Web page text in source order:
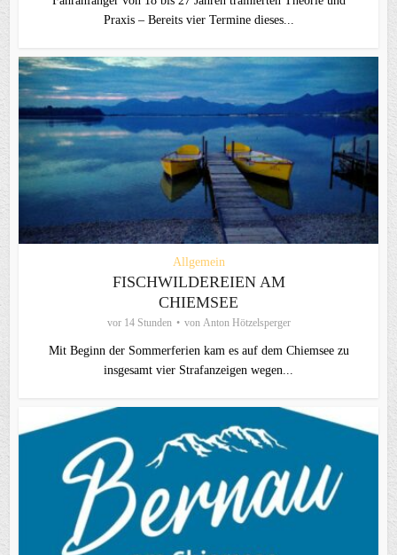
Praxis – Bereits vier Termine dieses...
Allgemein
FISCHWILDEREIEN AM
CHIEMSEE
vor 14 Stunden von Anton Hötzelsperger
Mit Beginn der Sommerferien kam es auf dem Chiemsee zu
insgesamt vier Strafanzeigen wegen...